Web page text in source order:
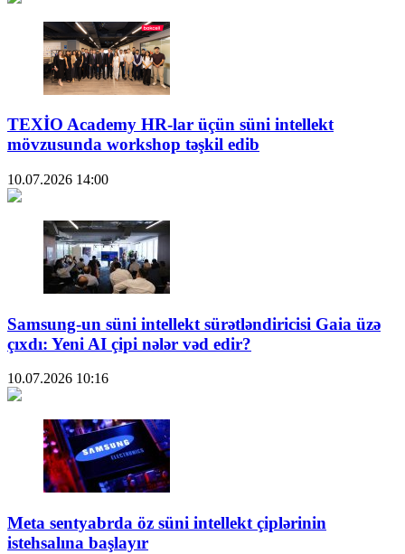
TEXİO Academy HR-lar üçün süni intellekt
mövzusunda workshop təşkil edib
10.07.2026 14:00
Samsung-un süni intellekt sürətləndiricisi Gaia üzə
çıxdı: Yeni AI çipi nələr vəd edir?
10.07.2026 10:16
Meta sentyabrda öz süni intellekt çiplərinin
istehsalına başlayır